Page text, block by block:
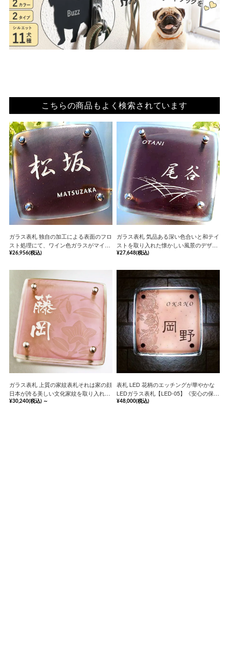
こちらの商品もよく検索されています
ガラス表札 独自の加工による表面のフロ
スト処理にて、ワイン色ガラスがマイル
ドな淡い光を拡散するガラス表札【hf-
¥26,956(税込)
ガラス表札 気品ある深い色合いと和テイ
ストを取り入れた懐かしい風景のデザイ
ンのガラス表札【hf-106】《安心の保証
¥27,648(税込)
ガラス表札 上質の家紋表札それは家の顔
日本が誇る美しい文化家紋を取り入れた
家紋ガラス表札【hf-83】《安心の保証書
¥30,240(税込) ～
表札 LED 花柄のエッチングが華やかな
LEDガラス表札【LED-05】《安心の保証
書付》
¥48,000(税込)